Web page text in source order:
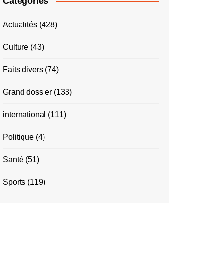
Actualités (428)
Culture (43)
Faits divers (74)
Grand dossier (133)
international (111)
Politique (4)
Santé (51)
Sports (119)